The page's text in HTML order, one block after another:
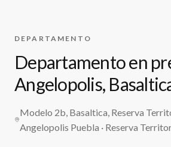
DEPARTAMENTO
Departamento en
Angelopolis,
Modelo 2b, Basaltica, Reserva
Angelopolis Puebla · Reserva